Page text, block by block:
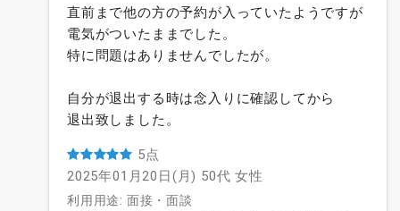
直前まで他の方の予約が入っていたようですが
電気がついたままでした。
特に問題はありませんでしたが。
自分が退出する時は念入りに確認してから
退出致しました。
5点
2025年01月20日(月) 50代 女性
利用用途: 面接・面談